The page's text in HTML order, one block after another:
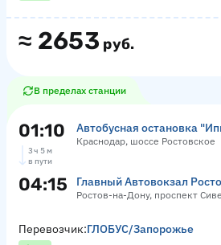
≈ 2653 руб.
В пределах станции
01:10 Автобусная остановка
Краснодар, шоссе Ростовское
3 ч 5 м
в пути
04:15 Главный Автовокзал
Ростов-на-Дону, проспект
Перевозчик:ГЛОБУС/Запорожье